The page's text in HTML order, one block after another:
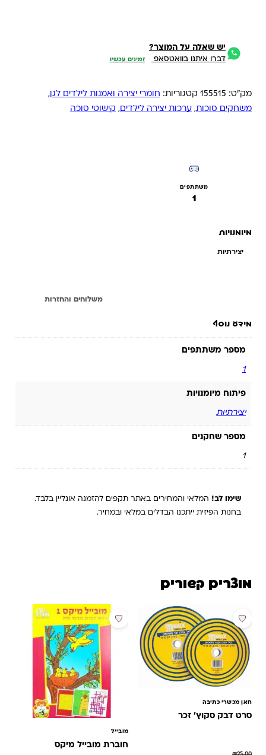
יש שאלה על המוצר?
דברו איתנו בוואטסאפ זמינים עכשיו
מק"ט: 155515 קטגוריות: חומרי יצירה ואמנות לילדים לגן ,
משחקים סוכות, ערכות יצירה לילדים, קישוטי סוכה
משתתפים
1
מיומנויות
יצירתיות
משלוחים והחזרות
מידע נוסף
מספר משתתפים
1
פיתוח מיומנויות
יצירתיות
מספר שחקנים
1
שימו לב! המלאי והמחירים באתר תקפים להזמנה אונליין בלבד.
בחנות הפיזית ייתכנו הבדלים במלאי ובמחיר.
מוצרים קשורים
מבצע
חאן מכשרי כתיבה
סרט דבק סקוץ' זכר
מבצע
מובייל
חוברת מובייל מיקס